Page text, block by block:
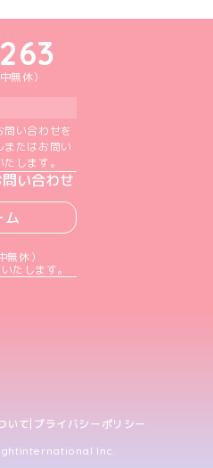
んTikTok公式アカウント
ーみんX公式アカウント
いどりーみんInstagram公式アカウント
めいどりーみんFacebook公式アカウン
めいどりーみんYouTube公式アカ
無休）
い合わせを
たはお問い
します。
い合わせ
ム
休）
たします。
いて プライバシーポリシー
Inc.